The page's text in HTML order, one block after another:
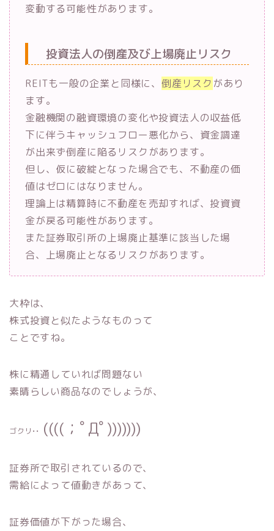
変動する可能性があります。
投資法人の倒産及び上場廃止リスク
REITも一般の企業と同様に、倒産リスク があり
ます。
金融機関の融資環境の変化や投資法人の収益低
下に伴うキャッシュフロー悪化から、資金調達
が出来ず倒産に陥るリスクがあります。
但し、仮に破綻となった場合でも、不動産の価
値はゼロにはなりません。
理論上は精算時に不動産を売却すれば、投資資
金が戻る可能性があります。
また証券取引所の上場廃止基準に該当した場
合、上場廃止となるリスクがあります。
大枠は、
株式投資と似たようなものって
ことですね。
株に精通していれば問題ない
素晴らしい商品なのでしょうが、
ゴクリ•• ((((；ﾟДﾟ)))))))
証券所で取引されているので、
需給によって値動きがあって、
証券価値が下がった場合、